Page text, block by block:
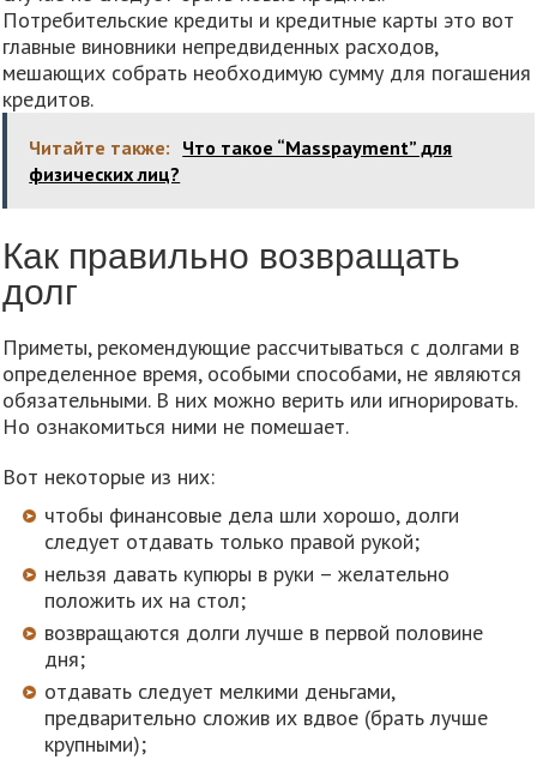
Потребительские кредиты и кредитные карты это вот
главные виновники непредвиденных расходов,
мешающих собрать необходимую сумму для погашения
кредитов.
Читайте также: Что такое “Masspayment” для
физических лиц?
Как правильно возвращать
долг
Приметы, рекомендующие рассчитываться с долгами в
определенное время, особыми способами, не являются
обязательными. В них можно верить или игнорировать.
Но ознакомиться ними не помешает.
Вот некоторые из них:
чтобы финансовые дела шли хорошо, долги
следует отдавать только правой рукой;
нельзя давать купюры в руки – желательно
положить их на стол;
возвращаются долги лучше в первой половине
дня;
отдавать следует мелкими деньгами,
предварительно сложив их вдвое (брать лучше
крупными);